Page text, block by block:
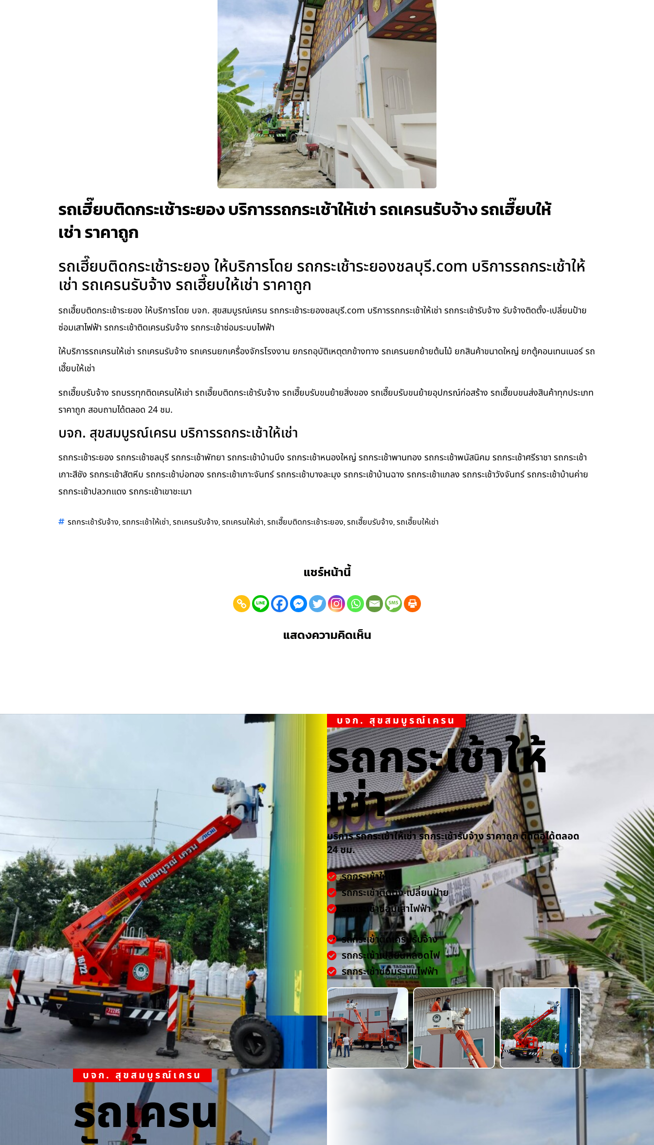
รถเฮี๊ยบติดกระเช้าระยอง บริการรถกระเช้าให้เช่า รถเครนรับจ้าง รถเฮี๊ยบให้
เช่า ราคาถูก
รถเฮี๊ยบติดกระเช้าระยอง ให้บริการโดย รถกระเช้าระยองชลบุรี.com บริการรถกระเช้าให้
เช่า รถเครนรับจ้าง รถเฮี๊ยบให้เช่า ราคาถูก
รถเฮี๊ยบติดกระเช้าระยอง ให้บริการโดย บจก. สุขสมบูรณ์เครน รถกระเช้าระยองชลบุรี.com บริการรถกระเช้าให้เช่า รถกระเช้ารับจ้าง รับจ้างติดตั้ง-เปลี่ยนป้าย
ซ่อมเสาไฟฟ้า รถกระเช้าติดเครนรับจ้าง รถกระเช้าซ่อมระบบไฟฟ้า
ให้บริการรถเครนให้เช่า รถเครนรับจ้าง รถเครนยกเครื่องจักรโรงงาน ยกรถอุบัติเหตุตกข้างทาง รถเครนยกย้ายต้นไม้ ยกสินค้าขนาดใหญ่ ยกตู้คอนเทนเนอร์ รถ
เฮี๊ยบให้เช่า
รถเฮี๊ยบรับจ้าง รถบรรทุกติดเครนให้เช่า รถเฮี๊ยบติดกระเช้ารับจ้าง รถเฮี๊ยบรับขนย้ายสิ่งของ รถเฮี๊ยบรับขนย้ายอุปกรณ์ก่อสร้าง รถเฮี๊ยบขนส่งสินค้าทุกประเภท
ราคาถูก สอบถามได้ตลอด 24 ชม.
บจก. สุขสมบูรณ์เครน บริการรถกระเช้าให้เช่า
รถกระเช้าระยอง รถกระเช้าชลบุรี รถกระเช้าพัทยา รถกระเช้าบ้านบึง รถกระเช้าหนองใหญ่ รถกระเช้าพานทอง รถกระเช้าพนัสนิคม รถกระเช้าศรีราชา รถกระเช้า
เกาะสีชัง รถกระเช้าสัตหีบ รถกระเช้าบ่อทอง รถกระเช้าเกาะจันทร์ รถกระเช้าบางละมุง รถกระเช้าบ้านฉาง รถกระเช้าแกลง รถกระเช้าวังจันทร์ รถกระเช้าบ้านค่าย
รถกระเช้าปลวกแดง รถกระเช้าเขาชะเมา
รถกระเช้ารับจ้าง,รถกระเช้าให้เช่า,รถเครนรับจ้าง,รถเครนให้เช่า,รถเฮี๊ยบติดกระเช้าระยอง,รถเฮี๊ยบรับจ้าง,รถเฮี๊ยบให้เช่า
แชร์หน้านี้
แสดงความคิดเห็น
บจก. สุขสมบูรณ์เครน
รถกระเช้าให้
เช่า
บริการ รถกระเช้าให้เช่า รถกระเช้ารับจ้าง ราคาถูก ติดต่อได้ตลอด
24 ชม.
รถกระเช้าให้เช่า
รถกระเช้าติดตั้ง-เปลี่ยนป้าย
รถกระเช้าซ่อมเสาไฟฟ้า
รถกระเช้าติดเครนรับจ้าง
รถกระเช้าเปลี่ยนหลอดไฟ
รถกระเช้าซ่อมระบบไฟฟ้า
บจก. สุขสมบูรณ์เครน
รถเครน